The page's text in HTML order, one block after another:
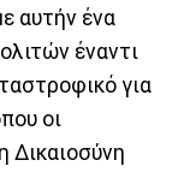
αυτήν ένα
έναντι
για
οι
Δικαιοσύνη